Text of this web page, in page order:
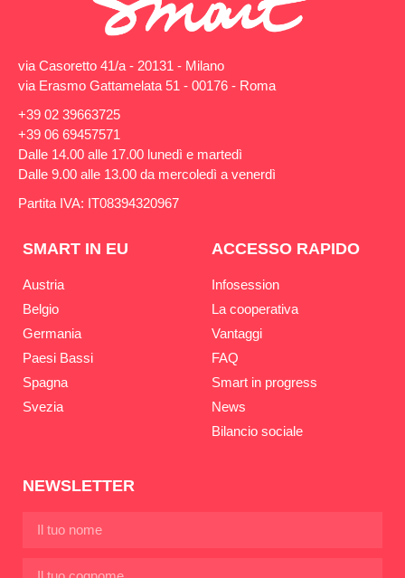
via Casoretto 41/a - 20131 - Milano
via Erasmo Gattamelata 51 - 00176 - Roma
+39 02 39663725
+39 06 69457571
Dalle 14.00 alle 17.00 lunedì e martedì
Dalle 9.00 alle 13.00 da mercoledì a venerdì
Partita IVA: IT08394320967
SMART IN EU
Austria
Belgio
Germania
Paesi Bassi
Spagna
Svezia
ACCESSO RAPIDO
Infosession
La cooperativa
Vantaggi
FAQ
Smart in progress
News
Bilancio sociale
NEWSLETTER